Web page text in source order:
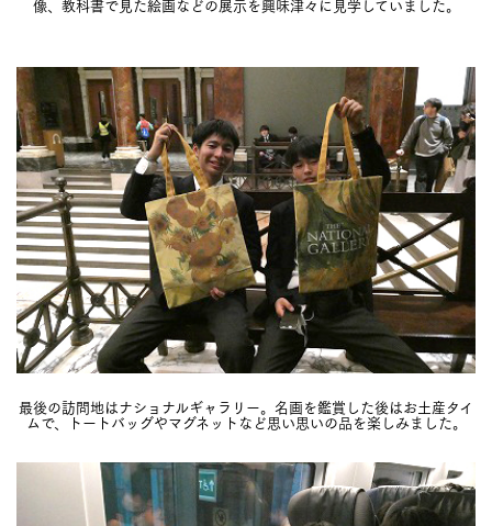
像、教科書で見た絵画などの展示を興味津々に見学していました。
最後の訪問地はナショナルギャラリー。名画を鑑賞した後はお土産タイ
ムで、トートバッグやマグネットなど思い思いの品を楽しみました。